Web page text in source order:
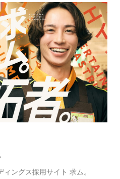
ングス採用サイト 求ム。